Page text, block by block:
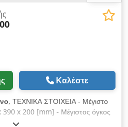
Καλέστε
, ΤΕΧΝΙΚΑ ΣΤΟΙΧΕΙΑ - Μέγιστο
390 x 200 [mm] - Μέγιστος όγκος
πάχος εκτύπωσης: 0,02 [mm] -